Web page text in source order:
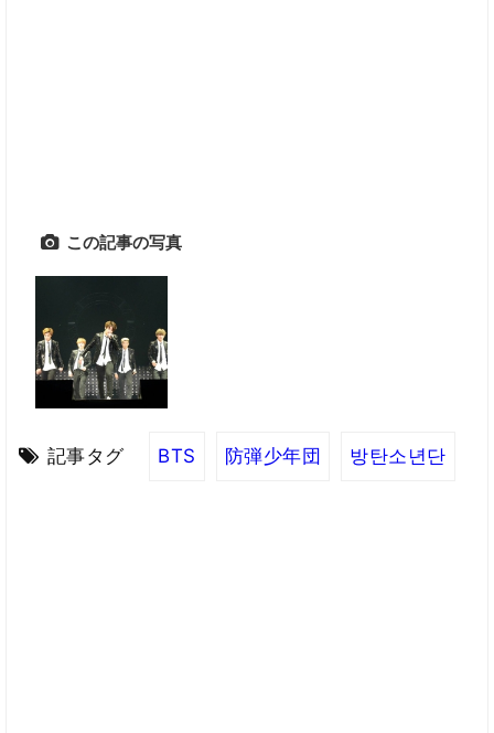
この記事の写真
記事タグ BTS 防弾少年団 방탄소년단